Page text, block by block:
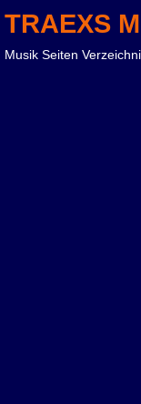
TRAEXS
Musik Seiten